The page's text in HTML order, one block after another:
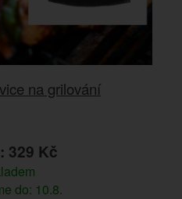
na grilování
329 Kč
do: 10.8.